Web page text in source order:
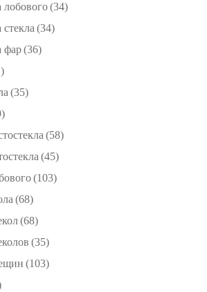
лобового(34)
(34)
фар(36)
(35)
(58)
(45)
(103)
(68)
(68)
(35)
(103)